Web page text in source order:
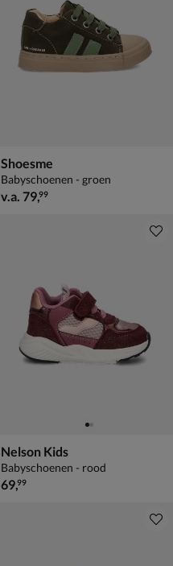
Shoesme
Babyschoenen - groen
vanaf € 79,99
v.a. 79,99
Nelson Kids
Babyschoenen - rood
€ 69,99
69,99